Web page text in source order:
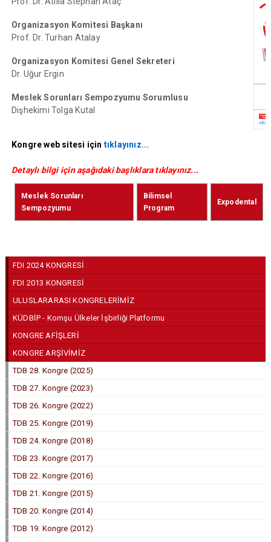
Organizasyon Komitesi Başkanı
Prof. Dr. Turhan Atalay
Organizasyon Komitesi Genel Sekreteri
Dr. Uğur Ergin
Meslek Sorunları Sempozyumu Sorumlusu
Dişhekimi Tolga Kutal
Kongre web sitesi için tıklayınız...
Detaylı bilgi için aşağıdaki başlıklara tıklayınız...
Meslek Sorunları
Sempozyumu
Bilimsel
Program
Expodental
FDI 2024 KONGRESİ
FDI 2013 KONGRESİ
ULUSLARARASI KONGRELERİMİZ
KÜDBİP - Komşu Ülkeler İşbirliği Platformu
KONGRE AFİŞLERİ
KONGRE ARŞİVİMİZ
TDB 28. Kongre (2025)
TDB 27. Kongre (2023)
TDB 26. Kongre (2022)
TDB 25. Kongre (2019)
TDB 24. Kongre (2018)
TDB 23. Kongre (2017)
TDB 22. Kongre (2016)
TDB 21. Kongre (2015)
TDB 20. Kongre (2014)
TDB 19. Kongre (2012)